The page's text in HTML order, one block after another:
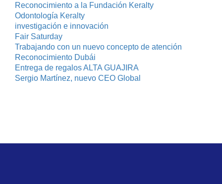
Reconocimiento a la Fundación Keralty
Odontología Keralty
investigación e innovación
Fair Saturday
Trabajando con un nuevo concepto de atención
Reconocimiento Dubái
Entrega de regalos ALTA GUAJIRA
Sergio Martínez, nuevo CEO Global